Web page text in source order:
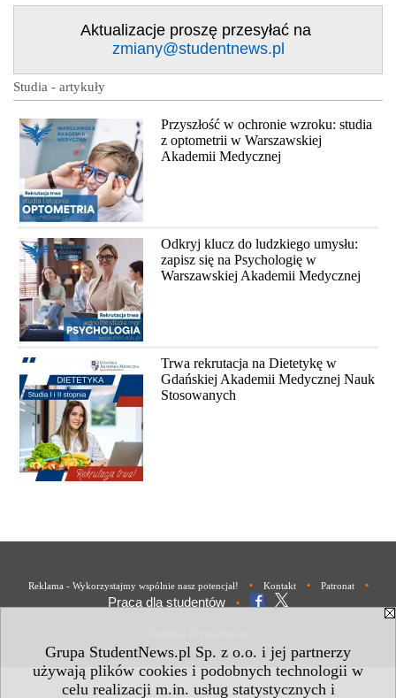
Grupa StudentNews.pl Sp. z o.o. i jej partnerzy
używają plików cookies i podobnych technologii w
celu realizacji m.in. usług statystycznych i
Aktualizacje proszę przesyłać na
zmiany@studentnews.pl
Studia - artykuły
Przyszłość w ochronie wzroku: studia
z optometrii w Warszawskiej
Akademii Medycznej
Odkryj klucz do ludzkiego umysłu:
zapisz się na Psychologię w
Warszawskiej Akademii Medycznej
Trwa rekrutacja na Dietetykę w
Gdańskiej Akademii Medycznej Nauk
Stosowanych
Reklama - Wykorzystajmy wspólnie nasz potencjał! • Kontakt • Patronat •
Praca dla studentów •